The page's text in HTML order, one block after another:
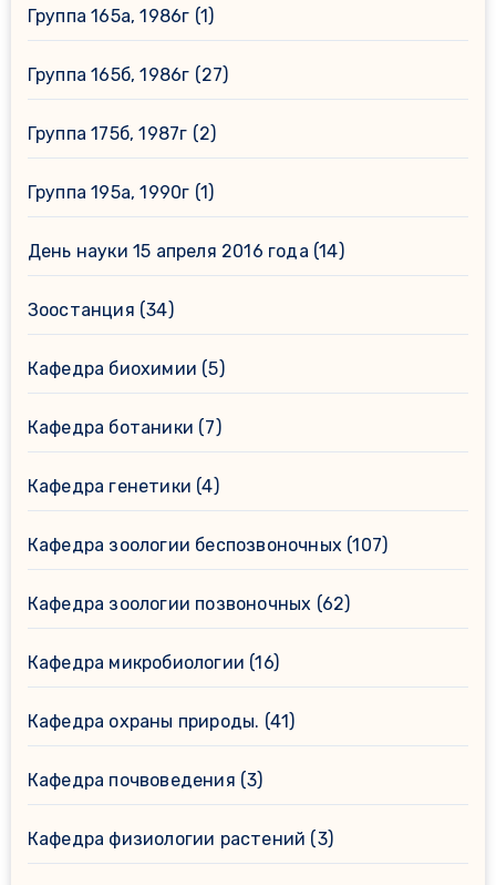
Группа 165а, 1986г (1)
Группа 165б, 1986г (27)
Группа 175б, 1987г (2)
Группа 195а, 1990г (1)
День науки 15 апреля 2016 года (14)
Зоостанция (34)
Кафедра биохимии (5)
Кафедра ботаники (7)
Кафедра генетики (4)
Кафедра зоологии беспозвоночных (107)
Кафедра зоологии позвоночных (62)
Кафедра микробиологии (16)
Кафедра охраны природы. (41)
Кафедра почвоведения (3)
Кафедра физиологии растений (3)